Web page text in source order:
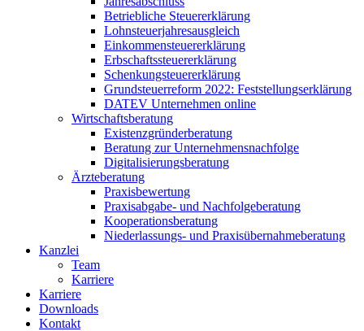
Betriebliche Steuererklärung
Lohnsteuerjahresausgleich
Einkommensteuererklärung
Erbschaftssteuererklärung
Schenkungsteuererklärung
Grundsteuerreform 2022: Feststellungserklärung
DATEV Unternehmen online
Wirtschaftsberatung
Existenzgründerberatung
Beratung zur Unternehmensnachfolge
Digitalisierungsberatung
Ärzteberatung
Praxisbewertung
Praxisabgabe- und Nachfolgeberatung
Kooperationsberatung
Niederlassungs- und Praxisübernahmeberatung
Kanzlei
Team
Karriere
Karriere
Downloads
Kontakt